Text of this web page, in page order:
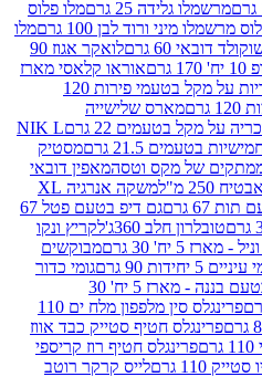
25 גרם
מלו פלוס
לבן 100 גרם
מלו
לואקר אגוז 90
אוראו קלאסי מארז
לוקיטוס סוכריות על מקל בטעמי פירות 120
שלישייה
22 גרם
NIK L
גרם
מסטיק
מקס וטסהמאפין דובאי
משקה אנרגיה XL
גם דיפ בטעם פטל 67
360ג'
לקריץ ונקו
מבוקשים
גומי כדור
מבוקשים בטעם בננה - מארז 5 יח' 30
פרינגלס סין מלפפון מלח ים 110
חטיף סטייק כבד אווז
חטיף רוז קריספי
לייס קרקר רוטב